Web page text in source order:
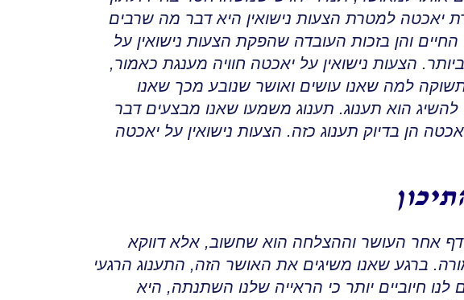
יאכטה למטרת הצעות נישואין היא דבר מה שרבים
והן בזכות העובדה שהפקת הצעות נישואין על
. הצעות נישואין על יאכטה חוויה מענגת כאמור,
למה שאנו עושים ואושר שנובע מכך שאנו
הוא תענוג. תענוג משמעו שאנו מבצעים דבר
הן בדיוק תענוג כזה. הצעות נישואין על יאכטה
אחר העושר וההצלחה הוא שחשוב, אלא דווקא
. ברגע שאנו משיגים את האושר הזה, התענוג הרגעי
לנו חיוביים יותר כי הראייה שלנו השתנתה, היא